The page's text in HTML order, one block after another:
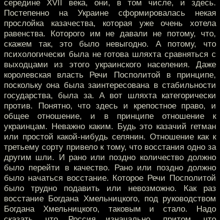
середине XVII века, они, в том числе, и здесь.
Постепенно на Украине сформировалась некая
прослойка казачества, которая уже очень хотела
равенства. Которого им не давали не потому, что,
скажем так, это было невыгодно. А потому, что
психологически была не готова шляхта сравняться с
выходцами из этого украинского населения. Даже
королевская власть Речи Посполитой в принципе,
поскольку она была заинтересована в стабильности
государства, была за. А вот шляхта категорически
против. Понятно, что здесь и крепостное право, и
общее отношение, и в принципе отношение к
украинцам. Неважно каким. Будь это казачий гетман
или простой какой-нибудь селянин. Отношение как к
третьему сорту привело к тому, что восстания одно за
другим шли. И рано или поздно количество должно
было перейти в качество. Рано или поздно должно
было начаться восстание. Которое Речи Посполитой
было трудно подавить или невозможно. Как раз
восстание Богдана Хмельницкого, под руководством
Богдана Хмельницкого, таковым и стало. Надо